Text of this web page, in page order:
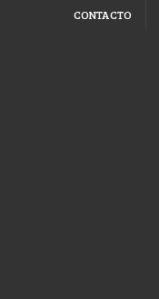
CONTACTO